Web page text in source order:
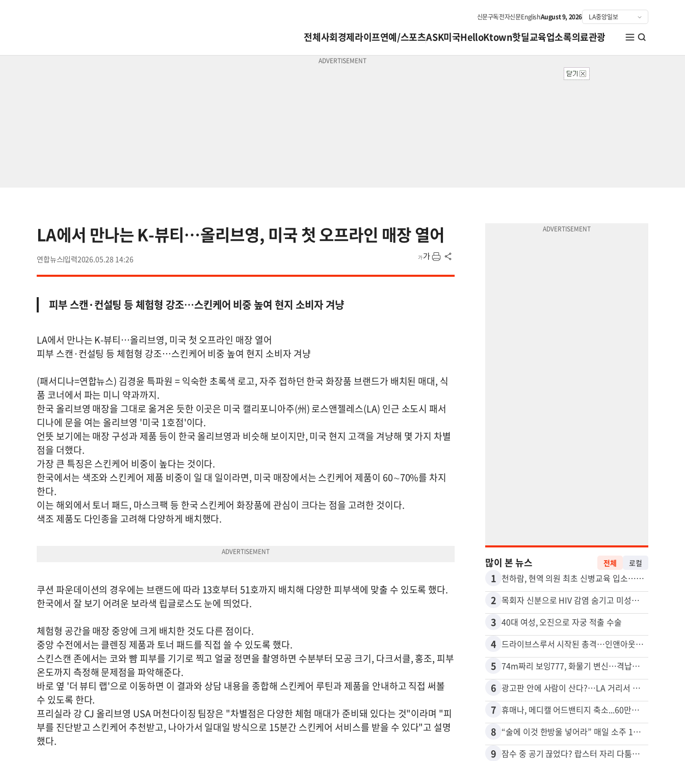
신문구독전자신문EnglishAugust 9, 2026
전체사회경제라이프연예/스포츠ASK미국HelloKtown핫딜교육업소록의료관광
LA에서 만나는 K-뷰티…올리브영, 미국 첫 오프라인 매장 열어
연합뉴스 2026.05.28 14:26
피부 스캔·컨설팅 등 체험형 강조…스킨케어 비중 높여 현지 소비자 겨냥
LA에서 만나는 K-뷰티…올리브영, 미국 첫 오프라인 매장 열어
피부 스캔·컨설팅 등 체험형 강조…스킨케어 비중 높여 현지 소비자 겨냥
(패서디나=연합뉴스) 김경윤 특파원 = 익숙한 초록색 로고, 자주 접하던 한국 화장품 브랜드가 배치된 매대, 식
품 코너에서 파는 미니 약과까지.
한국 올리브영 매장을 그대로 옮겨온 듯한 이곳은 미국 캘리포니아주(州) 로스앤젤레스(LA) 인근 소도시 패서
디나에 문을 여는 올리브영 '미국 1호점'이다.
언뜻 보기에는 매장 구성과 제품 등이 한국 올리브영과 비슷해 보이지만, 미국 현지 고객을 겨냥해 몇 가지 차별
점을 더했다.
가장 큰 특징은 스킨케어 비중이 높다는 것이다.
한국에서는 색조와 스킨케어 제품 비중이 일 대 일이라면, 미국 매장에서는 스킨케어 제품이 60∼70%를 차지
한다.
이는 해외에서 토너 패드, 마스크팩 등 한국 스킨케어 화장품에 관심이 크다는 점을 고려한 것이다.
색조 제품도 다인종을 고려해 다양하게 배치했다.
쿠션 파운데이션의 경우에는 브랜드에 따라 13호부터 51호까지 배치해 다양한 피부색에 맞출 수 있도록 했다.
한국에서 잘 보기 어려운 보라색 립글로스도 눈에 띄었다.
체험형 공간을 매장 중앙에 크게 배치한 것도 다른 점이다.
중앙 수전에서는 클렌징 제품과 토너 패드를 직접 쓸 수 있도록 했다.
스킨스캔 존에서는 코와 뺨 피부를 기기로 찍고 얼굴 정면을 촬영하면 수분부터 모공 크기, 다크서클, 홍조, 피부
온도까지 측정해 문제점을 파악해준다.
바로 옆 '더 뷰티 랩'으로 이동하면 이 결과와 상담 내용을 종합해 스킨케어 루틴과 제품을 안내하고 직접 써볼
수 있도록 한다.
프리실라 강 CJ 올리브영 USA 머천다이징 팀장은 "차별점은 다양한 체험 매대가 준비돼 있다는 것"이라며 "피
부를 진단받고 스킨케어 추천받고, 나아가서 일대일 방식으로 15분간 스킨케어 서비스를 받을 수 있다"고 설명
했다.
많이 본 뉴스 전체 로컬
1 천하람, 현역 의원 최초 신병교육 입소…논산서 2박3일 생활
2 목회자 신분으로 HIV 감염 숨기고 미성년자와 성관계
3 40대 여성, 오진으로 자궁 적출 수술
4 드라이브스루서 시작된 총격…인앤아웃 참사 영상 공개
5 74m짜리 보잉777, 화물기 변신…격납고서 ‘보물’ 찾는 인천공항
6 광고판 안에 사람이 산다?…LA 거리서 화제
7 휴매나, 메디캘 어드밴티지 축소...60만명 플랜 상실 위기
8 “술에 이것 한방울 넣어라” 매일 소주 1병 까는 91세의 철칙
9 잠수 중 공기 끊었다? 랍스터 자리 다툼이 살인미수 사건으로